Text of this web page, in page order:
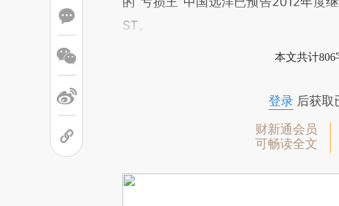
ST。
本文共计
登录后获取
财新通会员
可畅读全文